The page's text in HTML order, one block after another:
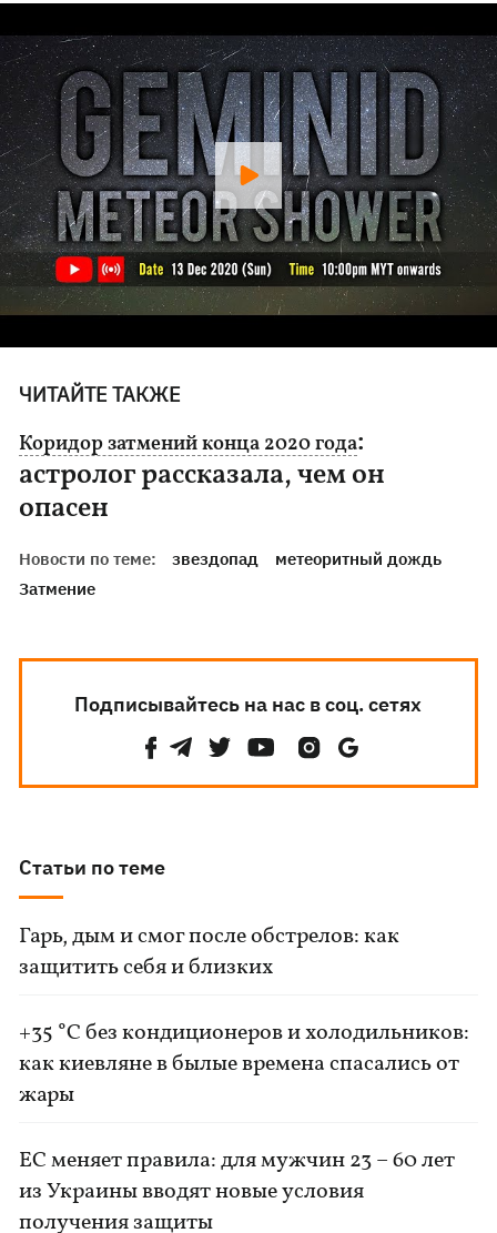
ЧИТАЙТЕ ТАКЖЕ
Коридор затмений конца 2020 года:
астролог рассказала, чем он
опасен
Новости по теме: звездопад
метеоритный дождь
Затмение
Подписывайтесь на нас в соц. сетях
Статьи по теме
Гарь, дым и смог после обстрелов: как
защитить себя и близких
+35 °C без кондиционеров и холодильников:
как киевляне в былые времена спасались от
жары
ЕС меняет правила: для мужчин 23 – 60 лет
из Украины вводят новые условия
получения защиты